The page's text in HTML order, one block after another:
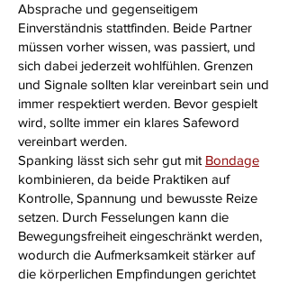
Absprache und gegenseitigem
Einverständnis stattfinden. Beide Partner
müssen vorher wissen, was passiert, und
sich dabei jederzeit wohlfühlen. Grenzen
und Signale sollten klar vereinbart sein und
immer respektiert werden. Bevor gespielt
wird, sollte immer ein klares Safeword
vereinbart werden.
Spanking lässt sich sehr gut mit Bondage
kombinieren, da beide Praktiken auf
Kontrolle, Spannung und bewusste Reize
setzen. Durch Fesselungen kann die
Bewegungsfreiheit eingeschränkt werden,
wodurch die Aufmerksamkeit stärker auf
die körperlichen Empfindungen gerichtet